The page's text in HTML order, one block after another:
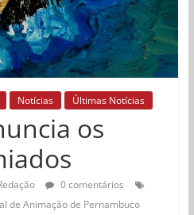
Notícias Últimas Notícias
os
0 comentários
de Animação de Pernambuco